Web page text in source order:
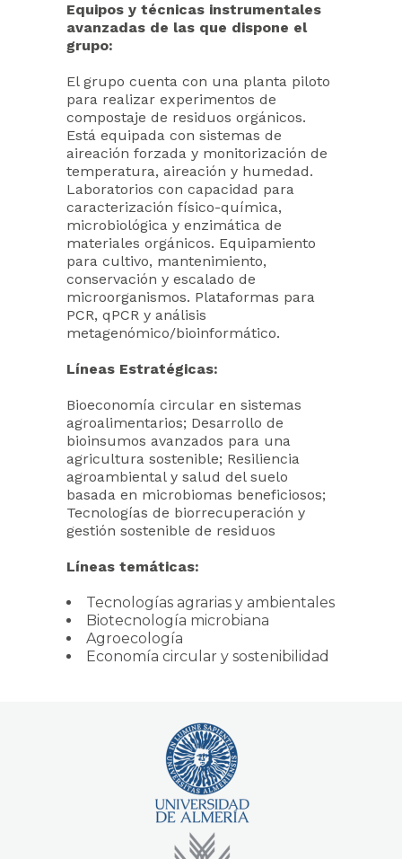
Equipos y técnicas instrumentales
avanzadas de las que dispone el
grupo:
El grupo cuenta con una planta piloto
para realizar experimentos de
compostaje de residuos orgánicos.
Está equipada con sistemas de
aireación forzada y monitorización de
temperatura, aireación y humedad.
Laboratorios con capacidad para
caracterización físico-química,
microbiológica y enzimática de
materiales orgánicos. Equipamiento
para cultivo, mantenimiento,
conservación y escalado de
microorganismos. Plataformas para
PCR, qPCR y análisis
metagenómico/bioinformático.
Líneas Estratégicas:
Bioeconomía circular en sistemas
agroalimentarios; Desarrollo de
bioinsumos avanzados para una
agricultura sostenible; Resiliencia
agroambiental y salud del suelo
basada en microbiomas beneficiosos;
Tecnologías de biorrecuperación y
gestión sostenible de residuos
Líneas temáticas:
Tecnologías agrarias y ambientales
Biotecnología microbiana
Agroecología
Economía circular y sostenibilidad